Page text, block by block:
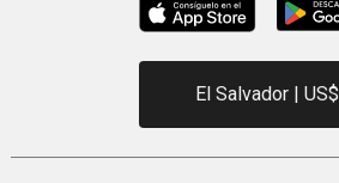
El Salvador | US$